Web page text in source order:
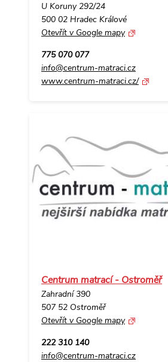
U Koruny 292/24
500 02 Hradec Králové
Otevřít v Google mapy
775 070 077
info@centrum-matraci.cz
www.centrum-matraci.cz/
Centrum matrací - Ostroměř
Zahradní 390
507 52 Ostroměř
Otevřít v Google mapy
222 310 140
info@centrum-matraci.cz